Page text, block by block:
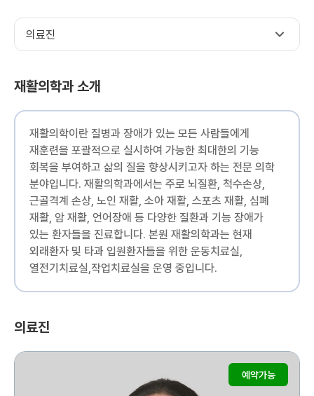
의료진
재활의학과 소개
재활의학이란 질병과 장애가 있는 모든 사람들에게
재훈련을 포괄적으로 실시하여 가능한 최대한의 기능
회복을 부여하고 삶의 질을 향상시키고자 하는 전문 의학
분야입니다. 재활의학과에서는 주로 뇌질환, 척수손상,
근골격계 손상, 노인 재활, 소아 재활, 스포츠 재활, 심폐
재활, 암 재활, 언어장애 등 다양한 질환과 기능 장애가
있는 환자들을 진료합니다. 본원 재활의학과는 현재
외래환자 및 타과 입원환자들을 위한 운동치료실,
열전기치료실,작업치료실을 운영 중입니다.
의료진
예약가능